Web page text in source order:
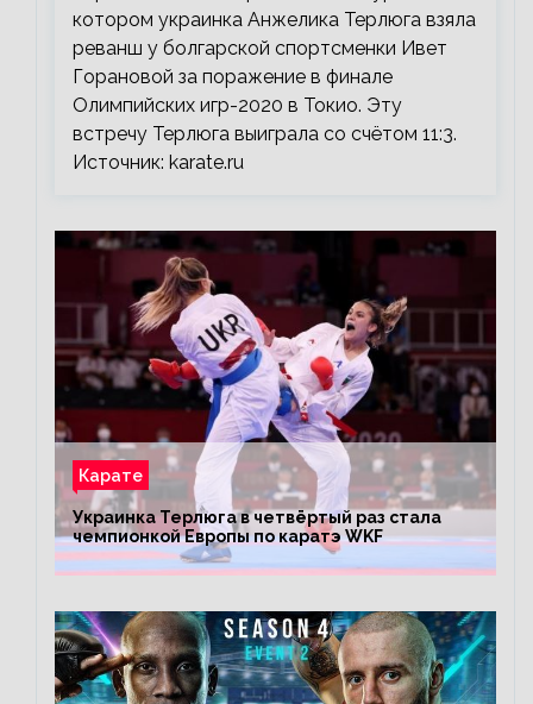
котором украинка Анжелика Терлюга взяла
реванш у болгарской спортсменки Ивет
Горановой за поражение в финале
Олимпийских игр-2020 в Токио. Эту
встречу Терлюга выиграла со счётом 11:3.
Источник: karate.ru
Карате
Украинка Терлюга в четвёртый раз стала
чемпионкой Европы по каратэ WKF